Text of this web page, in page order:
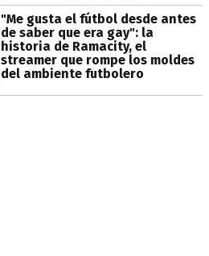
"Me gusta el fútbol desde antes
de saber que era gay": la
historia de Ramacity, el
streamer que rompe los moldes
del ambiente futbolero